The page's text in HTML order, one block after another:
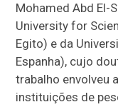
Mohamed Abd El-
University for
Egito) e da
Espanha), cujo
trabalho envolveu
instituições de